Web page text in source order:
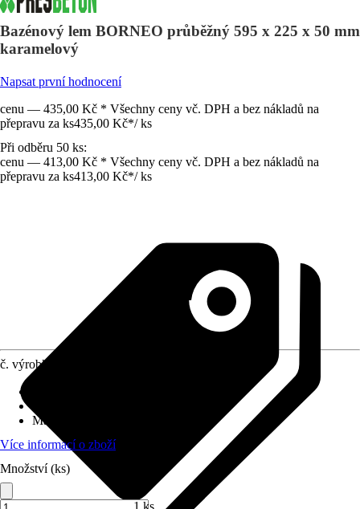
Bazénový lem BORNEO průběžný 595 x 225 x 50 mm
karamelový
Napsat první hodnocení
cenu — 435,00 Kč * Všechny ceny vč. DPH a bez nákladů na
přepravu za ks435,00 Kč*/ ks
Při odběru 50 ks:
cenu — 413,00 Kč * Všechny ceny vč. DPH a bez nákladů na
přepravu za ks413,00 Kč*/ ks
č. výrobku
Materiál
Více informací o zboží
Množství (ks)
1 ks